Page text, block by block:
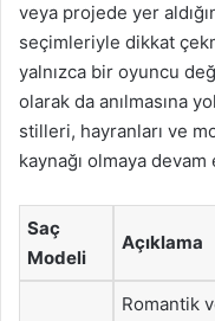
veya projede yer
seçimleriyle dikkat
yalnızca bir oyuncu
olarak da anılmasına
stilleri, hayranları ve
kaynağı olmaya
Saç
Modeli
Açıklama
Romantik